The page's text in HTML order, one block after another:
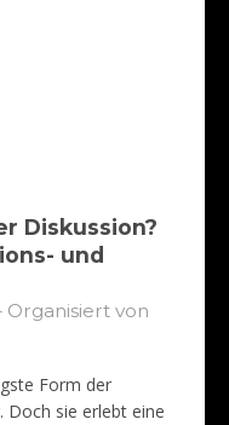
Diskussion?
und
Organisiert von
Form der
Doch sie erlebt eine